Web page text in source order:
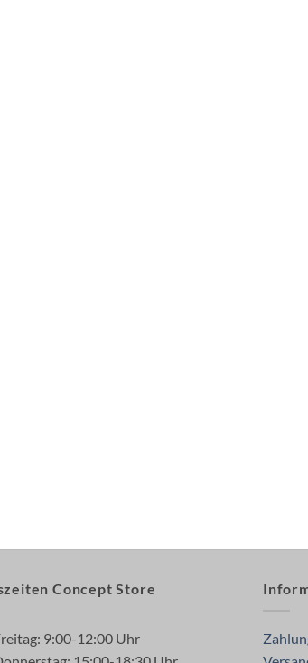
Concept Store
9:00-12:00 Uhr